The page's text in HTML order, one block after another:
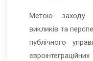
Метою заходу
викликів та
публічного